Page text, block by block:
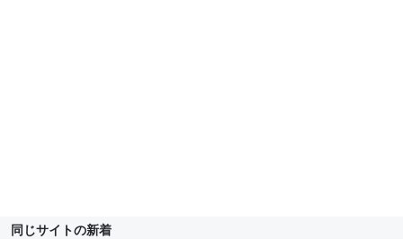
同じサイトの新着